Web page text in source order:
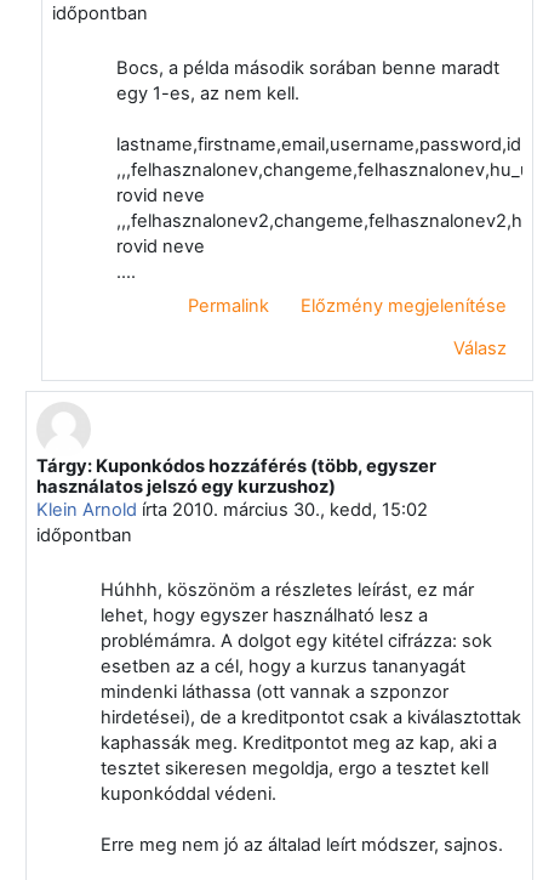
időpontban
Bocs, a példa második sorában benne maradt
egy 1-es, az nem kell.
rovid neve
rovid neve
....
Permalink
Előzmény megjelenítése
Válasz
Válasz erre: Klein Arnold
Tárgy: Kuponkódos hozzáférés (több, egyszer
használatos jelszó egy kurzushoz)
Klein Arnold írta 2010. március 30., kedd, 15:02
időpontban
Húhhh, köszönöm a részletes leírást, ez már
lehet, hogy egyszer használható lesz a
problémámra. A dolgot egy kitétel cifrázza: sok
esetben az a cél, hogy a kurzus tananyagát
mindenki láthassa (ott vannak a szponzor
hirdetései), de a kreditpontot csak a kiválasztottak
kaphassák meg. Kreditpontot meg az kap, aki a
tesztet sikeresen megoldja, ergo a tesztet kell
kuponkóddal védeni.
Erre meg nem jó az általad leírt módszer, sajnos.